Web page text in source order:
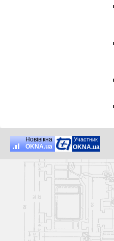
Новiвiкна
OKNA.ua
Участник
OKNA.ua